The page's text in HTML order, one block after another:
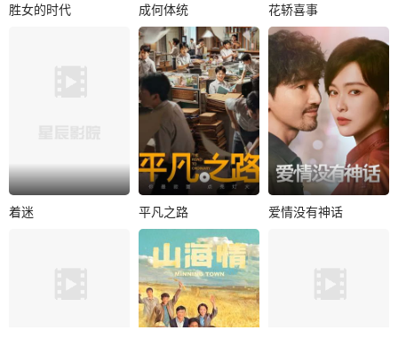
胜女的时代
胜女的时代 成何体统
王楚然
丞磊
唐晓天
职场菜鸟王翠花意
外进入一本穿书文
的剧情之中，与同
是穿越者的张三..
成何体统 花轿喜事
田曦薇
敖瑞鹏
白冰可
扬州城出了两桩让
人津津乐道的婚
事，一桩是城北杜
家的小姐杜冰雁要..
花轿喜事
着迷
着迷 平凡之路
郭麒麟
金晨
晏紫东
讲述了一批初入职
场的年轻人，在行
业资深前辈的带领
平凡之路 爱情没有神话
爱情没有神话